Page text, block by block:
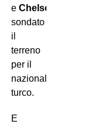
e Chelsea
sondato
il
terreno
per il
nazionale
turco.
E